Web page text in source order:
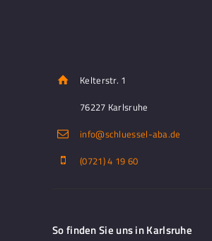
Kelterstr. 1
76227 Karlsruhe
info@schluessel-aba.de
(0721) 4 19 60
So finden Sie uns in Karlsruhe